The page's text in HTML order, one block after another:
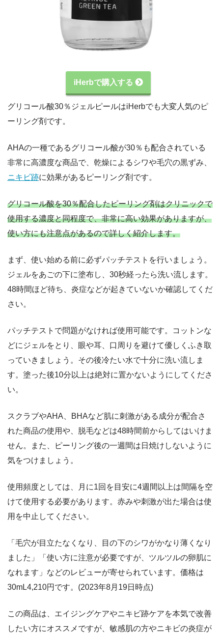
iHerbで購入する
グリコール酸30％ジェルピールはiHerbでも大変人気のピ
ーリング剤です。
AHAの一種であるグリコール酸が30％も配合されている
非常に高濃度な商品で、乾燥によるシワや毛穴の黒ずみ、
ニキビ跡に効果があるピーリング剤です。
グリコール酸を30％配合したピーリング剤はクリニックで
使用する濃度と同程度で、非常に高い効果がありますが、
使い方にも注意点があるので詳しく紹介します。
まず、使い始める前に必ずパッチテストを行いましょう。
ジェルをあごの下に塗布し、30秒経ったら洗い流します。
48時間ほど待ち、炎症などが起きていないか確認してくだ
さい。
パッチテストで問題がなければ使用可能です。コットンな
どにジェルをとり、眼や耳、口周りを避けて優しくふき取
っていきましょう。その後冷たい水で十分に洗い流しま
す。塗った後10分以上は絶対に置かないようにしてくださ
い。
スクラブやAHA、BHAなど肌に刺激がある成分が配合さ
れた商品の使用や、脱毛などは48時間前からしてはいけま
せん。また、ピーリング後の一週間は日焼けしないように
気をつけましょう。
使用頻度としては、月に1回を目安に4週間以上は間隔を空
けて使用する必要があります。赤みや刺激が出た場合は使
用を中止してください。
「毛穴が目立たなくなり、目の下のシワがかなり薄くなり
ました」「使い方に注意が必要ですが、ツルツルの卵肌に
なれます」などのレビューが寄せられています。価格は
30mL4,210円です。(2023年8月19日時点)
この商品は、エイジングケアやニキビ跡ケアを本気で改善
したい方にオススメですが、敏感肌の方やニキビの炎症が